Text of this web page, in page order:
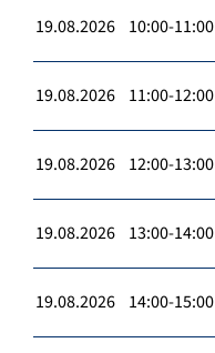
19.08.2026 10:00-11:00
19.08.2026 11:00-12:00
19.08.2026 12:00-13:00
19.08.2026 13:00-14:00
19.08.2026 14:00-15:00